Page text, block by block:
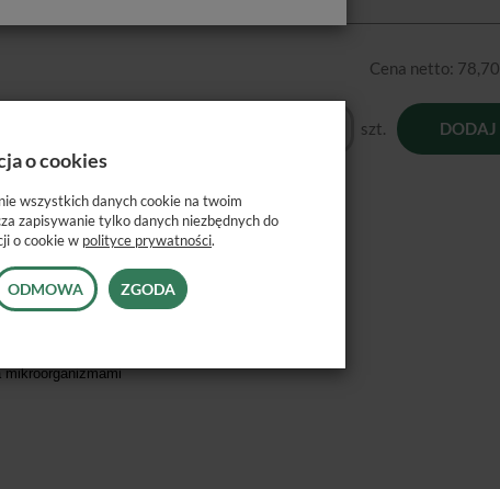
Cena netto: 78,70
szt. DODAJ
mikroorganizmami
o cookies
wszystkich danych cookie na twoim
zapisywanie tylko danych niezbędnych do
o cookie w polityce prywatności.
ODMOWA ZGODA